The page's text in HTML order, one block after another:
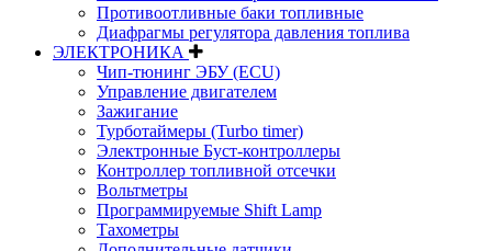
Противоотливные баки топливные
Диафрагмы регулятора давления топлива
ЭЛЕКТРОНИКА
Чип-тюнинг ЭБУ (ECU)
Управление двигателем
Зажигание
Турботаймеры (Turbo timer)
Электронные Буст-контроллеры
Контроллер топливной отсечки
Вольтметры
Программируемые Shift Lamp
Тахометры